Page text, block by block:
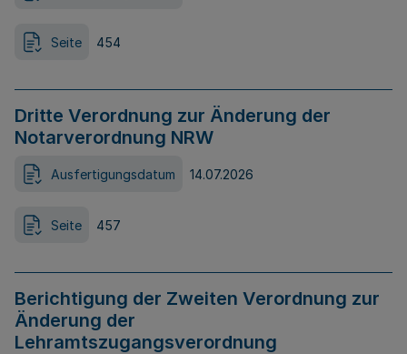
Seite 454
Dritte Verordnung zur Änderung der
Notarverordnung NRW
Ausfertigungsdatum 14.07.2026
Seite 457
Berichtigung der Zweiten Verordnung zur
Änderung der
Lehramtszugangsverordnung